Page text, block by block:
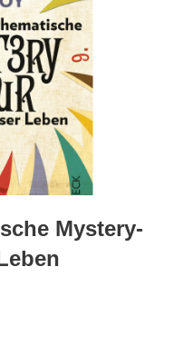
Mystery-